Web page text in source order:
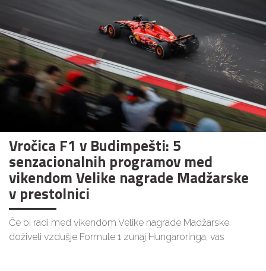
Vročica F1 v Budimpešti: 5
senzacionalnih programov med
vikendom Velike nagrade Madžarske
v prestolnici
Če bi radi med vikendom Velike nagrade Madžarske
doživeli vzdušje Formule 1 zunaj Hungaroringa, vas